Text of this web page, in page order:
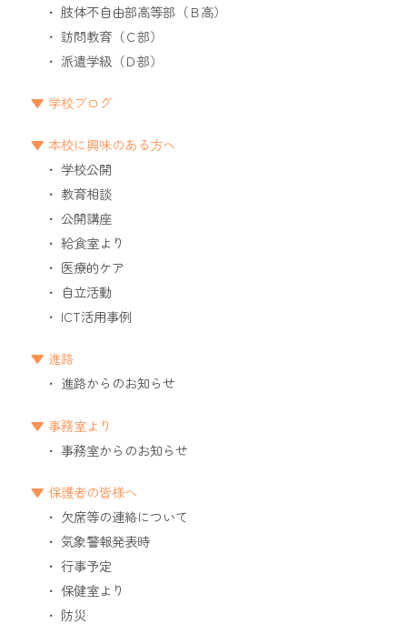
肢体不自由部高等部（Ｂ高）
訪問教育（Ｃ部）
派遣学級（Ｄ部）
学校ブログ
本校に興味のある方へ
学校公開
教育相談
公開講座
給食室より
医療的ケア
自立活動
ICT活用事例
進路
進路からのお知らせ
事務室より
事務室からのお知らせ
保護者の皆様へ
欠席等の連絡について
気象警報発表時
行事予定
保健室より
防災